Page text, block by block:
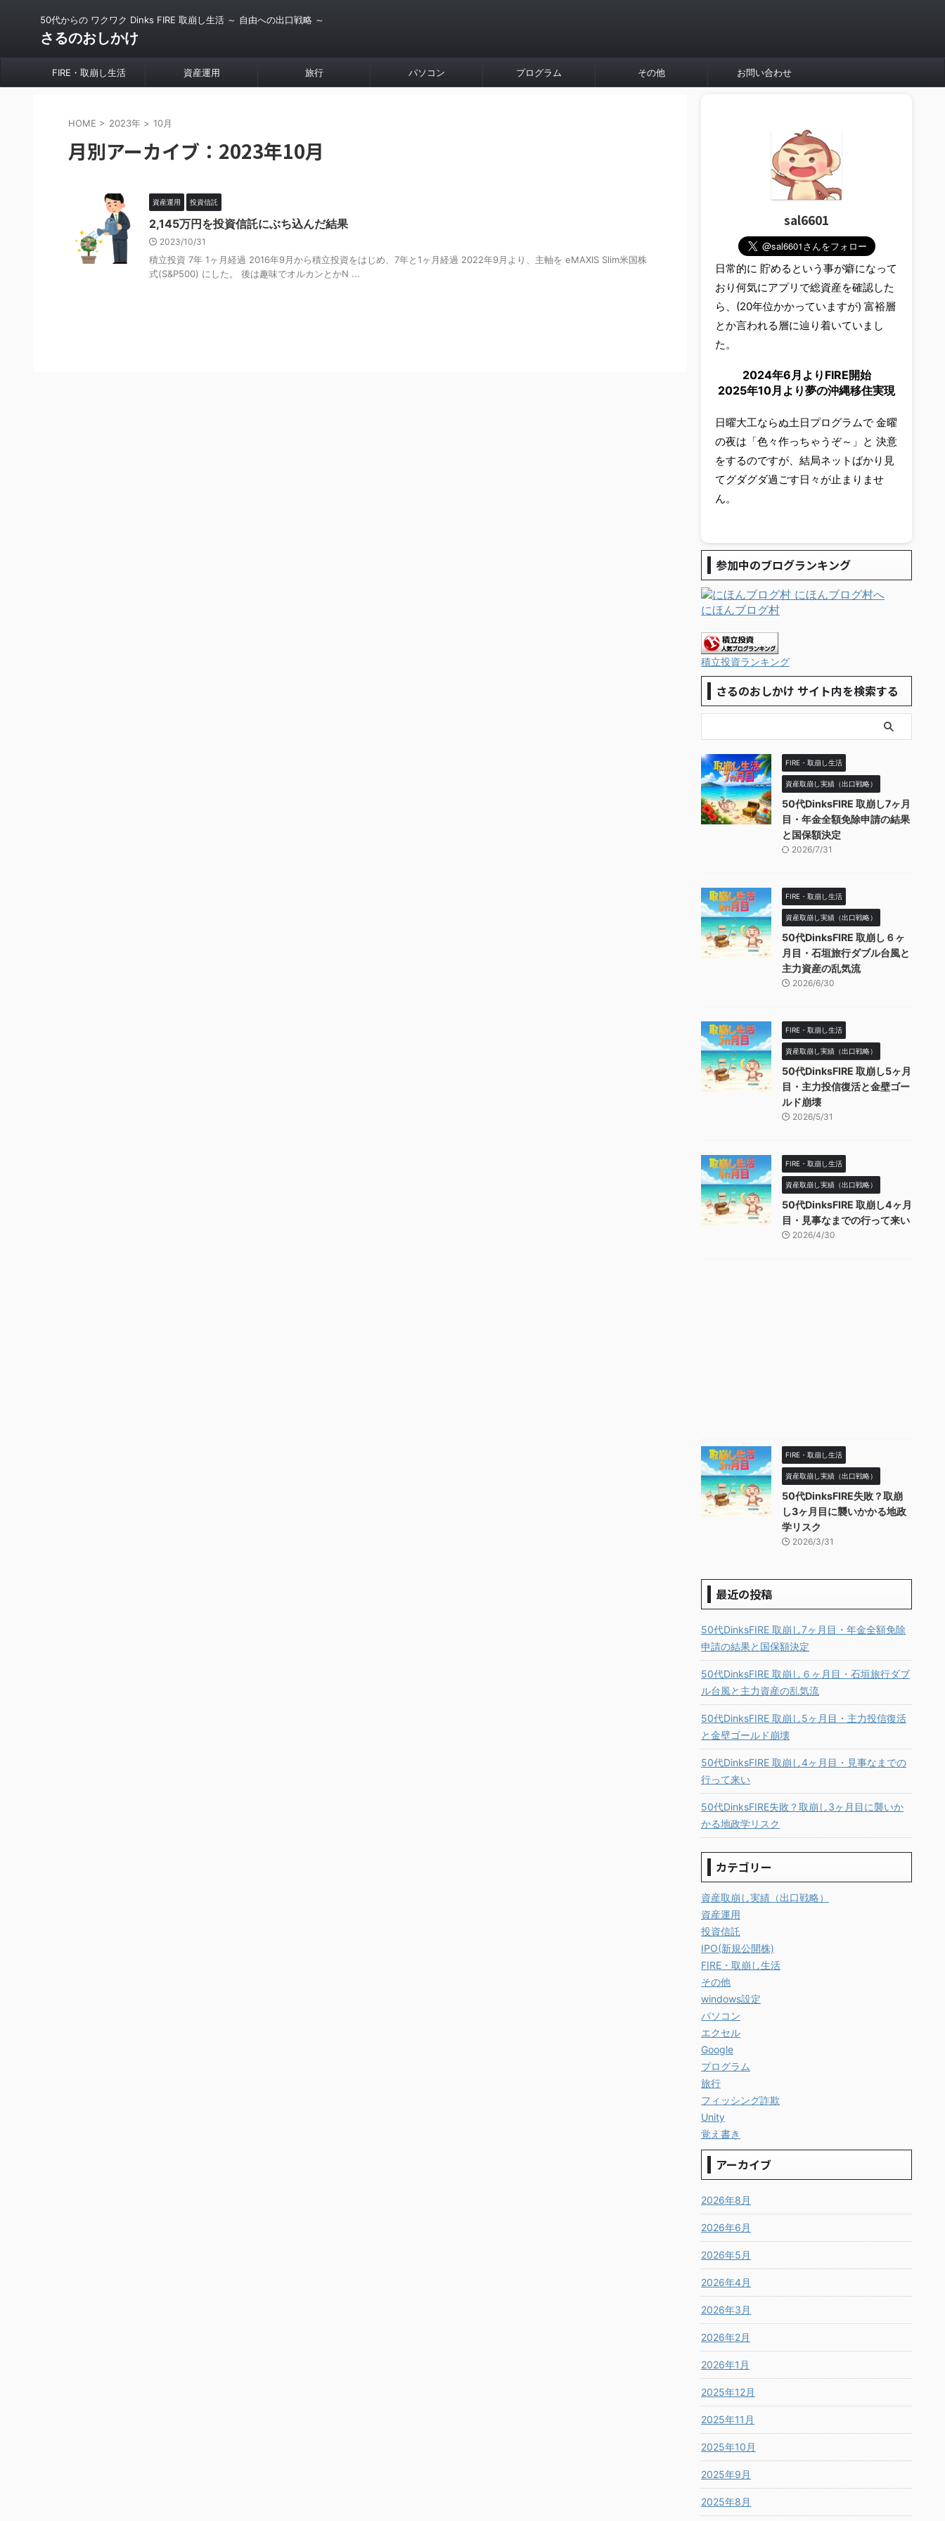
50代からの ワクワク Dinks FIRE 取崩し生活 ～ 自由への出口戦略 ～
さるのおしかけ
FIRE・取崩し生活 資産運用 旅行 パソコン プログラム その他 お問い合わせ
HOME > 2023年 > 10月
月別アーカイブ：2023年10月
資産運用 投資信託
2,145万円を投資信託にぶち込んだ結果
2023/10/31
積立投資 7年 1ヶ月経過 2016年9月から積立投資をはじめ、7年と1ヶ月経過 2022年9月より、主軸を eMAXIS Slim米国株
式(S&P500) にした。 後は趣味でオルカンとかN ...
sal6601
日常的に 貯めるという事が癖になって
おり何気にアプリで総資産を確認した
ら、(20年位かかっていますが) 富裕層
とか言われる層に辿り着いていまし
た。
2024年6月よりFIRE開始
2025年10月より夢の沖縄移住実現
日曜大工ならぬ土日プログラムで 金曜
の夜は「色々作っちゃうぞ～」と 決意
をするのですが、結局ネットばかり見
てグダグダ過ごす日々が止まりませ
ん。
参加中のブログランキング
にほんブログ村
積立投資ランキング
さるのおしかけ サイト内を検索する
FIRE・取崩し生活
資産取崩し実績（出口戦略）
50代DinksFIRE 取崩し7ヶ月
目・年金全額免除申請の結果
と国保額決定
2026/7/31
FIRE・取崩し生活
資産取崩し実績（出口戦略）
50代DinksFIRE 取崩し６ヶ
月目・石垣旅行ダブル台風と
主力資産の乱気流
2026/6/30
FIRE・取崩し生活
資産取崩し実績（出口戦略）
50代DinksFIRE 取崩し5ヶ月
目・主力投信復活と金壁ゴー
ルド崩壊
2026/5/31
FIRE・取崩し生活
資産取崩し実績（出口戦略）
50代DinksFIRE 取崩し4ヶ月
目・見事なまでの行って来い
2026/4/30
FIRE・取崩し生活
資産取崩し実績（出口戦略）
50代DinksFIRE失敗？取崩
し3ヶ月目に襲いかかる地政
学リスク
2026/3/31
最近の投稿
50代DinksFIRE 取崩し7ヶ月目・年金全額免除
申請の結果と国保額決定
50代DinksFIRE 取崩し６ヶ月目・石垣旅行ダブ
ル台風と主力資産の乱気流
50代DinksFIRE 取崩し5ヶ月目・主力投信復活
と金壁ゴールド崩壊
50代DinksFIRE 取崩し4ヶ月目・見事なまでの
行って来い
50代DinksFIRE失敗？取崩し3ヶ月目に襲いか
かる地政学リスク
カテゴリー
資産取崩し実績（出口戦略）
資産運用
投資信託
IPO(新規公開株)
FIRE・取崩し生活
その他
windows設定
パソコン
エクセル
Google
プログラム
旅行
フィッシング詐欺
Unity
覚え書き
アーカイブ
2026年8月
2026年6月
2026年5月
2026年4月
2026年3月
2026年2月
2026年1月
2025年12月
2025年11月
2025年10月
2025年9月
2025年8月